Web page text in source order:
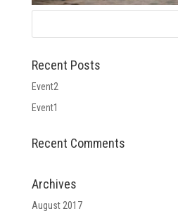
Recent Posts
Event2
Event1
Recent Comments
Archives
August 2017